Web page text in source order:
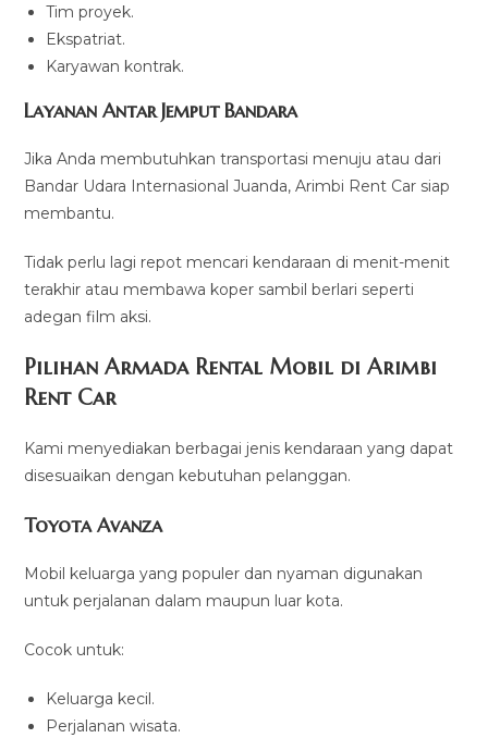
Tim proyek.
Ekspatriat.
Karyawan kontrak.
Layanan Antar Jemput Bandara
Jika Anda membutuhkan transportasi menuju atau dari
Bandar Udara Internasional Juanda, Arimbi Rent Car siap
membantu.
Tidak perlu lagi repot mencari kendaraan di menit-menit
terakhir atau membawa koper sambil berlari seperti
adegan film aksi.
Pilihan Armada Rental Mobil di Arimbi
Rent Car
Kami menyediakan berbagai jenis kendaraan yang dapat
disesuaikan dengan kebutuhan pelanggan.
Toyota Avanza
Mobil keluarga yang populer dan nyaman digunakan
untuk perjalanan dalam maupun luar kota.
Cocok untuk:
Keluarga kecil.
Perjalanan wisata.